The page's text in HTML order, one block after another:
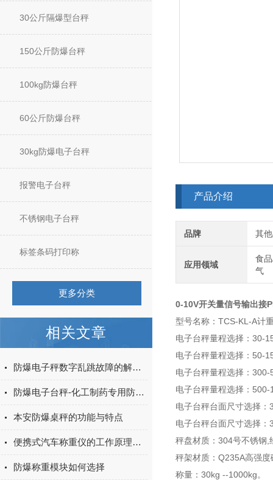
30公斤隔爆型台秤
150公斤防爆台秤
100kg防爆台秤
60公斤防爆台秤
30kg防爆电子台秤
报警电子台秤
不锈钢电子台秤
标签条码打印称
更多分类
相关文章
防爆电子秤数字乱跳故障的解决方法
防爆电子台秤-化工制药专用防爆炸电子秤产品推荐
本安防爆桌秤的功能与特点
便携式汽车称重仪的工作原理基于电子称重技术
防爆称重模块如何选择
产品介绍
品牌 其
应用领域
食
气
0-10V开关量信号输出接
型号名称：TCS-KL-A计
电子台秤量程选择：30-
电子台秤量程选择：50-
电子台秤量程选择：
电子台秤量程选择：
电子台秤台面尺寸选择
电子台秤台面尺寸选择
秤盘材质：304号不锈钢,
秤架材质：Q235A高强
称量：30kg --1000kg。